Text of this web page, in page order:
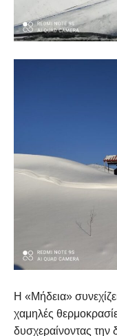
Η «Μήδεια»
χαμηλές
δυσχεραίνοντας την